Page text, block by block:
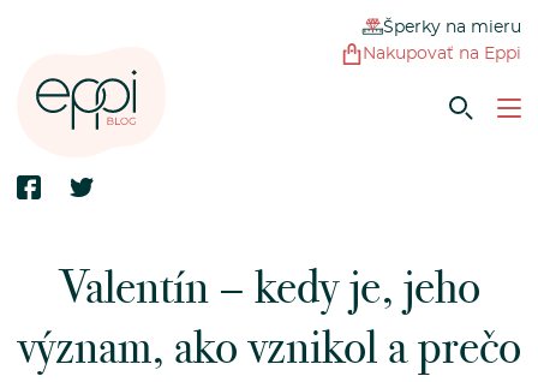
Šperky na mieru
Nakupovať na Eppi
Valentín – kedy je, jeho
význam, ako vznikol a prečo